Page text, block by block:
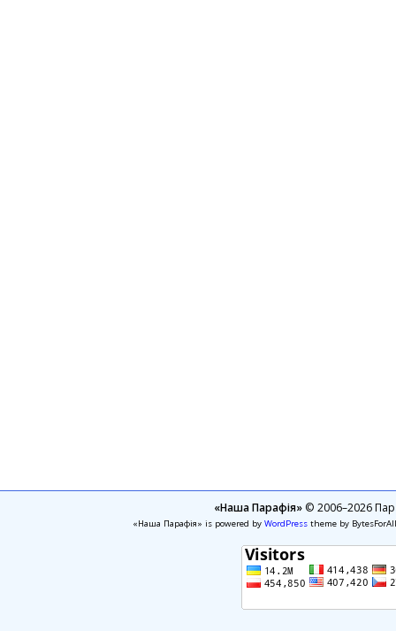
«Наша Парафія»© 2006–2026
«Наша Парафія» is powered by WordPresstheme by